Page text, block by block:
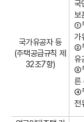
국가유공자 등
(주택공급규칙 제
32조7항)
국
보
①
가
②
유
③
른
④
전